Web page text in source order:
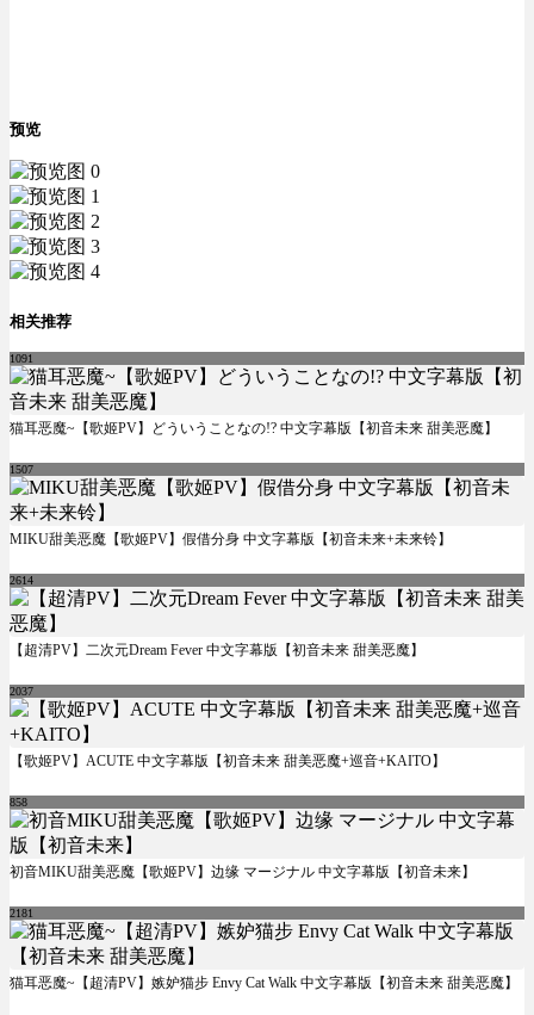
预览
相关推荐
1091
猫耳恶魔~【歌姬PV】どういうことなの!? 中文字幕版【初音未来 甜美恶魔】
1507
MIKU甜美恶魔【歌姬PV】假借分身 中文字幕版【初音未来+未来铃】
2614
【超清PV】二次元Dream Fever 中文字幕版【初音未来 甜美恶魔】
2037
【歌姬PV】ACUTE 中文字幕版【初音未来 甜美恶魔+巡音+KAITO】
858
初音MIKU甜美恶魔【歌姬PV】边缘 マージナル 中文字幕版【初音未来】
2181
猫耳恶魔~【超清PV】嫉妒猫步 Envy Cat Walk 中文字幕版【初音未来 甜美恶魔】